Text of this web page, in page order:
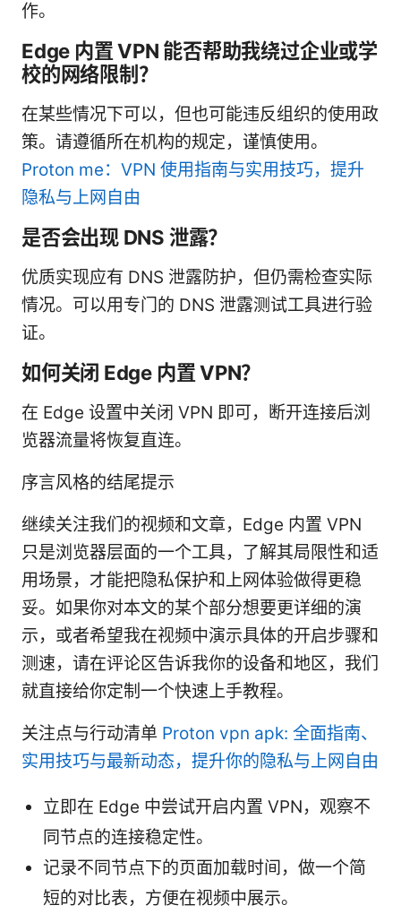
作。
Edge 内置 VPN 能否帮助我绕过企业或学
校的网络限制？
在某些情况下可以，但也可能违反组织的使用政
策。请遵循所在机构的规定，谨慎使用。
Proton me：VPN 使用指南与实用技巧，提升
隐私与上网自由
是否会出现 DNS 泄露？
优质实现应有 DNS 泄露防护，但仍需检查实际
情况。可以用专门的 DNS 泄露测试工具进行验
证。
如何关闭 Edge 内置 VPN？
在 Edge 设置中关闭 VPN 即可，断开连接后浏
览器流量将恢复直连。
序言风格的结尾提示
继续关注我们的视频和文章，Edge 内置 VPN
只是浏览器层面的一个工具，了解其局限性和适
用场景，才能把隐私保护和上网体验做得更稳
妥。如果你对本文的某个部分想要更详细的演
示，或者希望我在视频中演示具体的开启步骤和
测速，请在评论区告诉我你的设备和地区，我们
就直接给你定制一个快速上手教程。
关注点与行动清单 Proton vpn apk: 全面指南、
实用技巧与最新动态，提升你的隐私与上网自由
立即在 Edge 中尝试开启内置 VPN，观察不
同节点的连接稳定性。
记录不同节点下的页面加载时间，做一个简
短的对比表，方便在视频中展示。